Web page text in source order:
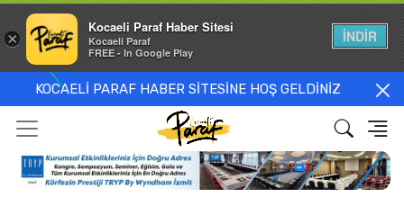
KOCAELİ PARAF HABER SİTESİNE HOŞ GELDİNİZ
×
Kocaeli Paraf Haber Sitesi
Kocaeli Paraf
FREE - In Google Play
İNDİR